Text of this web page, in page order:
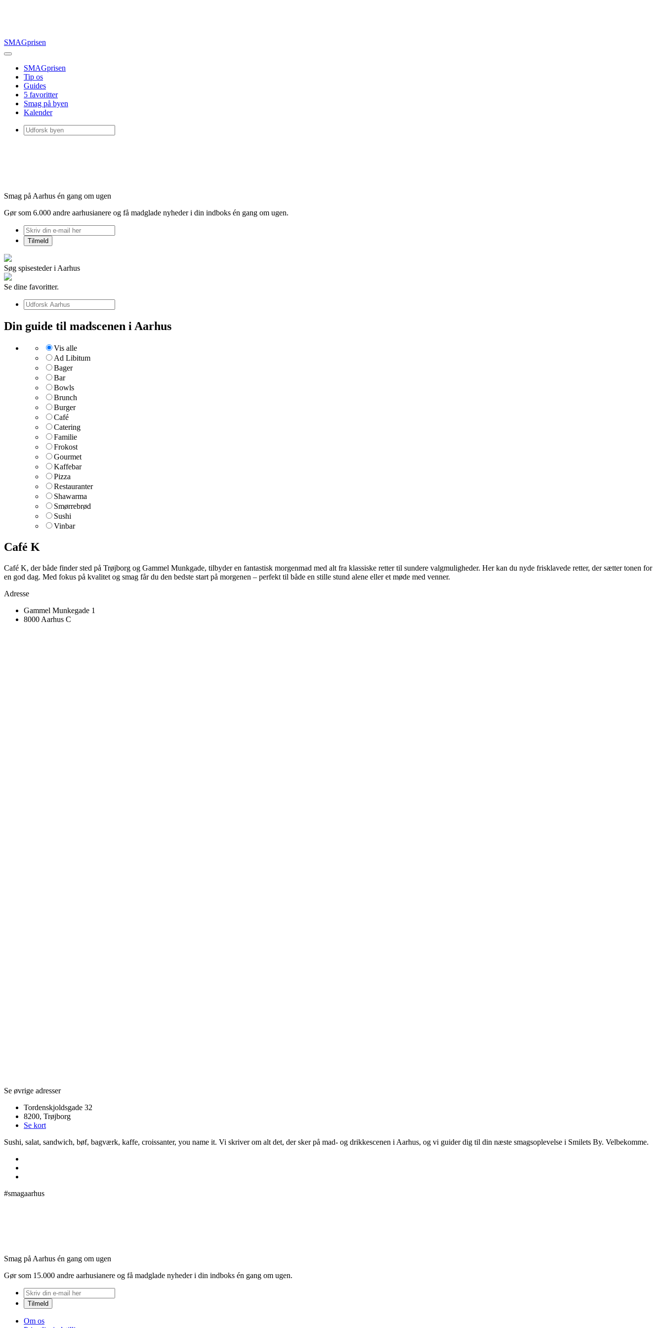
SMAGprisen
SMAGprisen
Tip os
Guides
5 favoritter
Smag på byen
Kalender
Smag på Aarhus én gang om ugen
Gør som 6.000 andre aarhusianere og få madglade nyheder i din indboks én gang om ugen.
Søg spisesteder i Aarhus
Se dine favoritter.
Din guide til madscenen i Aarhus
Vis alle
Ad Libitum
Bager
Bar
Bowls
Brunch
Burger
Café
Catering
Familie
Frokost
Gourmet
Kaffebar
Pizza
Restauranter
Shawarma
Smørrebrød
Sushi
Vinbar
Café K
Café K, der både finder sted på Trøjborg og Gammel Munkgade, tilbyder en fantastisk morgenmad med alt fra klassiske retter til sundere valgmuligheder. Her kan du nyde frisklavede retter, der sætter tonen for
en god dag. Med fokus på kvalitet og smag får du den bedste start på morgenen – perfekt til både en stille stund alene eller et møde med venner.
Adresse
Gammel Munkegade 1
8000 Aarhus C
Se øvrige adresser
Tordenskjoldsgade 32
8200, Trøjborg
Se kort
Sushi, salat, sandwich, bøf, bagværk, kaffe, croissanter, you name it. Vi skriver om alt det, der sker på mad- og drikkescenen i Aarhus, og vi guider dig til din næste smagsoplevelse i Smilets By. Velbekomme.
#smagaarhus
Smag på Aarhus én gang om ugen
Gør som 15.000 andre aarhusianere og få madglade nyheder i din indboks én gang om ugen.
Om os